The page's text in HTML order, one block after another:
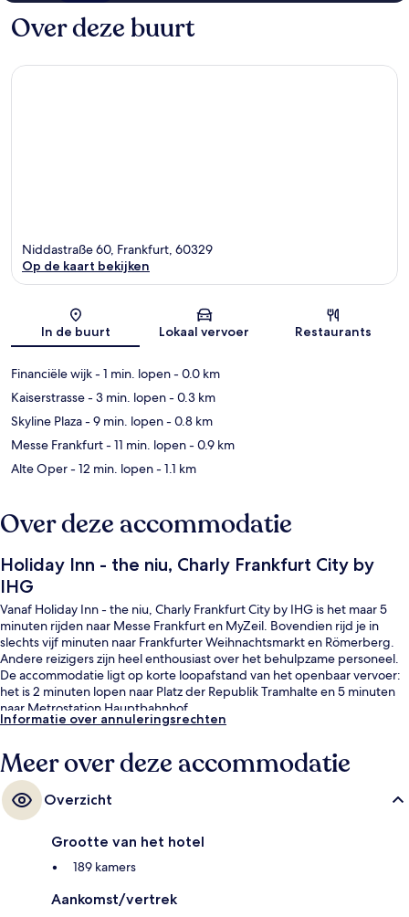
Over deze buurt
Kaart
Niddastraße 60, Frankfurt, 60329
Op de kaart bekijken
In de buurt Lokaal vervoer Restaurants
Financiële wijk- 1 min. lopen- 0.0 km
Kaiserstrasse- 3 min. lopen- 0.3 km
Skyline Plaza- 9 min. lopen- 0.8 km
Messe Frankfurt- 11 min. lopen- 0.9 km
Alte Oper- 12 min. lopen- 1.1 km
Over deze accommodatie
Holiday Inn - the niu, Charly Frankfurt City by
IHG
Vanaf Holiday Inn - the niu, Charly Frankfurt City by IHG is het maar 5
minuten rijden naar Messe Frankfurt en MyZeil. Bovendien rijd je in
slechts vijf minuten naar Frankfurter Weihnachtsmarkt en Römerberg.
Andere reizigers zijn heel enthousiast over het behulpzame personeel.
De accommodatie ligt op korte loopafstand van het openbaar vervoer:
het is 2 minuten lopen naar Platz der Republik Tramhalte en 5 minuten
naar Metrostation Hauptbahnhof.
Informatie over annuleringsrechten
Meer over deze accommodatie
Overzicht
Grootte van het hotel
189 kamers
Aankomst/vertrek